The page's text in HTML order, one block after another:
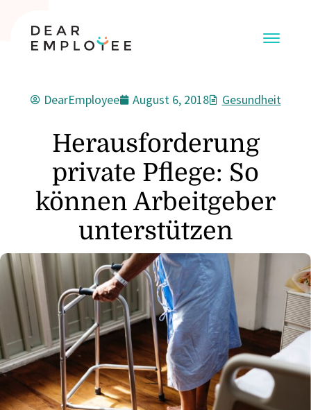
DearEmployee August 6, 2018 Gesundheit
Herausforderung
private Pflege: So
können Arbeitgeber
unterstützen